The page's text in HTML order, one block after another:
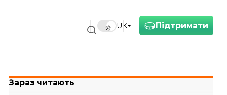
Підтримати
UK
Зараз читають